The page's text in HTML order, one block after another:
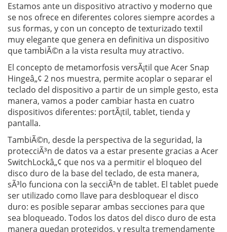
Estamos ante un dispositivo atractivo y moderno que
se nos ofrece en diferentes colores siempre acordes a
sus formas, y con un concepto de texturizado textil
muy elegante que genera en definitiva un dispositivo
que tambiÃ©n a la vista resulta muy atractivo.
El concepto de metamorfosis versÃ¡til que Acer Snap
Hingeâ„¢ 2 nos muestra, permite acoplar o separar el
teclado del dispositivo a partir de un simple gesto, esta
manera, vamos a poder cambiar hasta en cuatro
dispositivos diferentes: portÃ¡til, tablet, tienda y
pantalla.
TambiÃ©n, desde la perspectiva de la seguridad, la
protecciÃ³n de datos va a estar presente gracias a Acer
SwitchLockâ„¢ que nos va a permitir el bloqueo del
disco duro de la base del teclado, de esta manera,
sÃ³lo funciona con la secciÃ³n de tablet. El tablet puede
ser utilizado como llave para desbloquear el disco
duro: es posible separar ambas secciones para que
sea bloqueado. Todos los datos del disco duro de esta
manera quedan protegidos, y resulta tremendamente